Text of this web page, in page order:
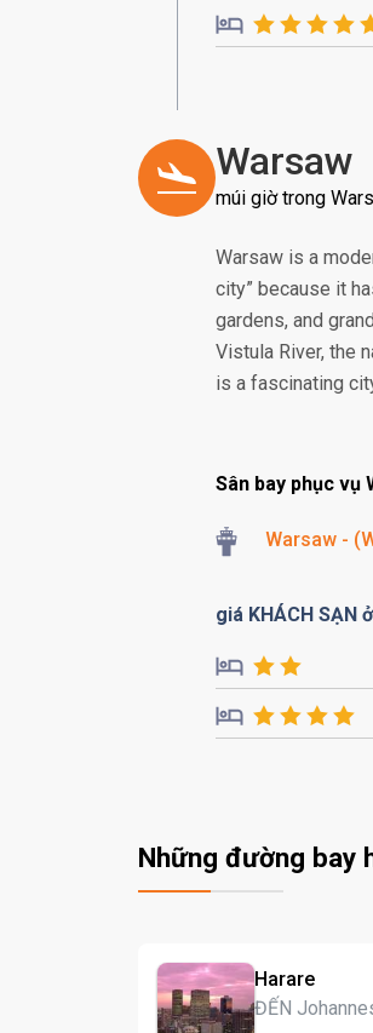
Warsaw
múi giờ trong
Warsaw is a
city” because it
gardens, and
Vistula River, the
is a fascinating
Sân bay phục vụ
Warsaw -
giá KHÁCH SẠN
Những đường bay
Harare
ĐẾN